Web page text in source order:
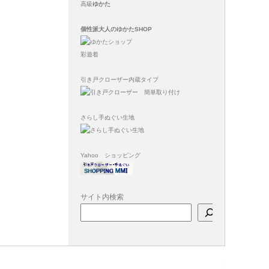
高級ゆかた
個性派大人のゆかたSHOP
彩遊着
引き戸クローザー内蔵タイプ
さらし手ぬぐい生地
Yahoo ショッピング
サイト内検索